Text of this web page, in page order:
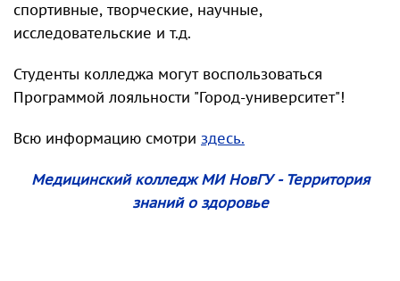
спортивные, творческие, научные,
исследовательские и т.д.
Студенты колледжа могут воспользоваться
Программой лояльности "Город-университет"!
Всю информацию смотри здесь.
Медицинский колледж МИ НовГУ - Территория
знаний о здоровье